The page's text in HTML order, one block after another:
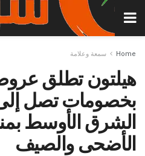
Home سمعة وعلامة
هيلتون تطلق
الشرق الأوسط
الأضحى والصيف